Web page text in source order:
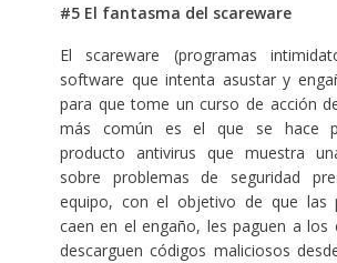
#5 El fantasma del scareware
El scareware (programas
software que intenta asustar y
para que tome un curso de acción
más común es el que se hace
producto antivirus que muestra
sobre problemas de seguridad
equipo, con el objetivo de que las
caen en el engaño, les paguen a los
descarguen códigos maliciosos